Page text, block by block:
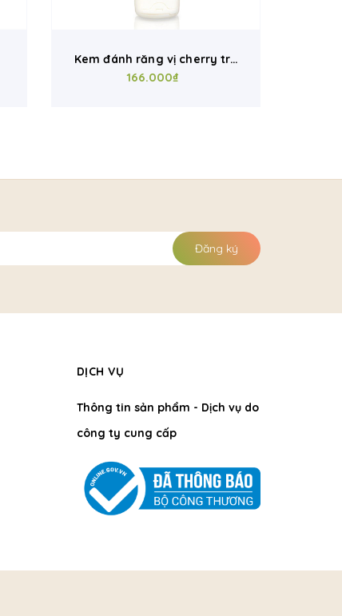
Kem đánh răng vị cherry trẻ
em hữu cơ Officina Naturae
166.000₫
Đăng ký
DỊCH VỤ
Thông tin sản phẩm - Dịch vụ do
công ty cung cấp